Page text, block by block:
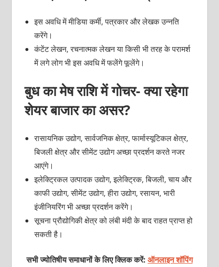
इस अवधि में मीडिया कर्मी, पत्रकार और लेखक उन्नति
करेंगे।
कंटेंट लेखन, रचनात्मक लेखन या किसी भी तरह के परामर्श
में लगे लोग भी इस अवधि में फलेंगे फूलेंगे।
बुध का मेष राशि में गोचर- क्या रहेगा
शेयर बाजार का असर?
रासायनिक उद्योग, सार्वजनिक क्षेत्र, फार्मास्यूटिकल क्षेत्र,
बिजली क्षेत्र और सीमेंट उद्योग अच्छा प्रदर्शन करते नजर
आएंगे।
इलेक्ट्रिकल उत्पादक उद्योग, इलेक्ट्रिक, बिजली, चाय और
काफी उद्योग, सीमेंट उद्योग, हीरा उद्योग, रसायन, भारी
इंजीनियरिंग भी अच्छा प्रदर्शन करेंगे।
सूचना प्रौद्योगिकी क्षेत्र को लंबी मंदी के बाद राहत प्राप्त हो
सकती है।
सभी ज्योतिषीय समाधानों के लिए क्लिक करें: ऑनलाइन शॉपिंग